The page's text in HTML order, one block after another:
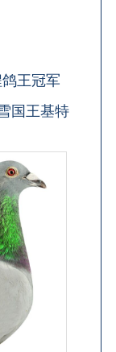
王冠军
国王基特